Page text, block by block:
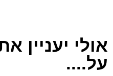
אולי יעניין
על....